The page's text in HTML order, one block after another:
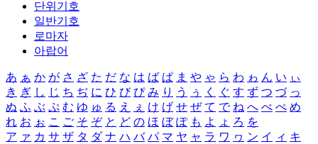
단위기호
일반기호
로마자
아랍어
あ ぁ か が さ ざ た だ な は ば ぱ ま や ゃ ら わ ゎ ん い ぃ
き ぎ し じ ち ぢ に ひ び ぴ み り う ぅ く ぐ す ず つ づ っ
ぬ ふ ぶ ぷ む ゆ ゅ る え ぇ け げ せ ぜ て で ね へ べ ぺ め
れ お ぉ こ ご そ ぞ と ど の ほ ぼ ぽ も よ ょ ろ を
ア ァ カ サ ザ タ ダ ナ ハ バ パ マ ヤ ャ ラ ワ ヮ ン イ ィ キ